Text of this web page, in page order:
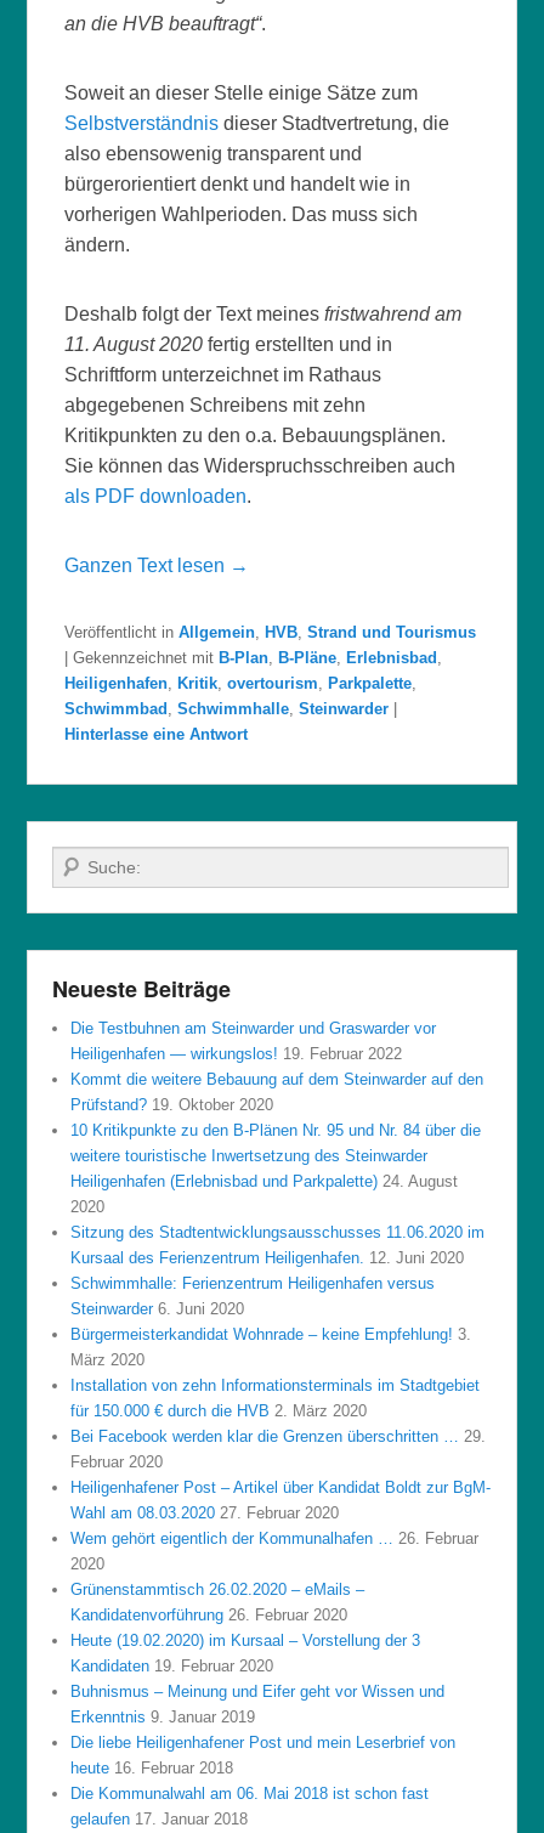
an die HVB beauftragt“.
Soweit an dieser Stelle einige Sätze zum
Selbstverständnis dieser Stadtvertretung, die
also ebensowenig transparent und
bürgerorientiert denkt und handelt wie in
vorherigen Wahlperioden. Das muss sich
ändern.
Deshalb folgt der Text meinesfristwahrend am
11. August 2020 fertig erstellten und in
Schriftform unterzeichnet im Rathaus
abgegebenen Schreibens mit zehn
Kritikpunkten zu den o.a. Bebauungsplänen.
Sie können das Widerspruchsschreiben auch
als PDF downloaden.
Ganzen Text lesen →
Veröffentlicht in Allgemein HVB ,Strand und Tourismus
|Gekennzeichnet mit B-Plan B-Pläne Erlebnisbad
Heiligenhafen
Kritik ,overtourism Parkpalette
Schwimmbad
,Schwimmhalle ,Steinwarder
Hinterlasse eine Antwort
Suche
Neueste Beiträge
Die Testbuhnen am Steinwarder und Graswarder vor
Heiligenhafen — wirkungslos! 19. Februar 2022
Kommt die weitere Bebauung auf dem Steinwarder auf den
Prüfstand? 19. Oktober 2020
10 Kritikpunkte zu den B-Plänen Nr. 95 und Nr. 84 über die
weitere touristische Inwertsetzung des Steinwarder
Heiligenhafen (Erlebnisbad und Parkpalette) 24. August
2020
Sitzung des Stadtentwicklungsausschusses 11.06.2020 im
Kursaal des Ferienzentrum Heiligenhafen. 12. Juni 2020
Schwimmhalle: Ferienzentrum Heiligenhafen versus
Steinwarder 6. Juni 2020
Bürgermeisterkandidat Wohnrade – keine Empfehlung! 3.
März 2020
Installation von zehn Informationsterminals im Stadtgebiet
für 150.000 € durch die HVB 2. März 2020
Bei Facebook werden klar die Grenzen überschritten …
29.
Februar 2020
Heiligenhafener Post – Artikel über Kandidat Boldt zur BgM-
Wahl am 08.03.2020 27. Februar 2020
Wem gehört eigentlich der Kommunalhafen …
26. Februar
2020
Grünenstammtisch 26.02.2020 – eMails –
Kandidatenvorführung 26. Februar 2020
Heute (19.02.2020) im Kursaal – Vorstellung der 3
Kandidaten 19. Februar 2020
Buhnismus – Meinung und Eifer geht vor Wissen und
Erkenntnis 9. Januar 2019
Die liebe Heiligenhafener Post und mein Leserbrief von
heute 16. Februar 2018
Die Kommunalwahl am 06. Mai 2018 ist schon fast
gelaufen 17. Januar 2018